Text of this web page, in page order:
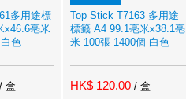
多用途標
x46.6亳米
色
/ 盒
Top Stick T7163 多用途
標籤 A4 99.1亳米x38.1亳
米 100張 1400個 白色
HK$ 120.00 / 盒